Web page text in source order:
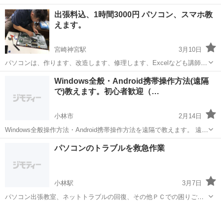
出張料込、1時間3000円 パソコン、スマホ教
えます。
宮崎神宮駅
3月10日
パソコンは、作ります、改造します、修理します、Excelなども講師し
ます。 ホームページ制作1万～などなど。 特にスマホでデータを保存
してストレージがいっぱいになり追加料金をお支払いして継続されて
いる方、お金払わないで済む管...
宮崎神宮駅 Windows総合 お金
Windows全般・Android携帯操作方法(遠隔
で)教えます。初心者歓迎（…
小林市
2月14日
Windows全般操作方法・Android携帯操作方法を遠隔で教えます。 遠隔
なので、女性や家に来られたらこまる人など！ お持ちのソフト判ら無
いお困り事を教えます。 Windows内容 初心者歓迎（基本的操作が出...
Windows総合 Premiere
パソコンのトラブルを救急作業
小林駅
3月7日
パソコン出張教室、ネットトラブルの回復、その他ＰＣでの困りご